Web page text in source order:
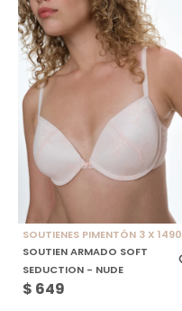
SOUTIENES PIMENTÓN 3 X 1490
SOUTIEN ARMADO SOFT
SEDUCTION - NUDE
$ 649